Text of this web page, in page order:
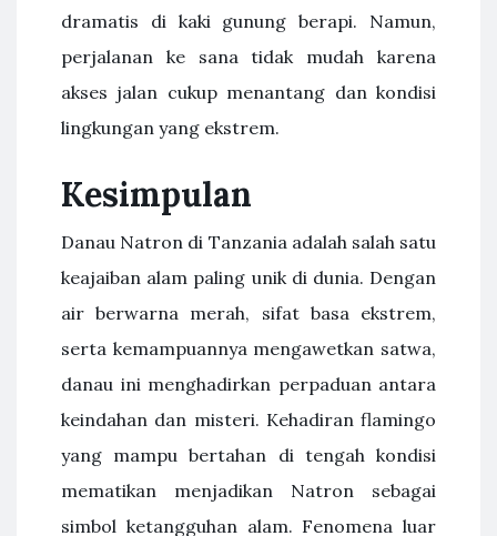
dramatis di kaki gunung berapi. Namun,
perjalanan ke sana tidak mudah karena
akses jalan cukup menantang dan kondisi
lingkungan yang ekstrem.
Kesimpulan
Danau Natron di Tanzania adalah salah satu
keajaiban alam paling unik di dunia. Dengan
air berwarna merah, sifat basa ekstrem,
serta kemampuannya mengawetkan satwa,
danau ini menghadirkan perpaduan antara
keindahan dan misteri. Kehadiran flamingo
yang mampu bertahan di tengah kondisi
mematikan menjadikan Natron sebagai
simbol ketangguhan alam. Fenomena luar